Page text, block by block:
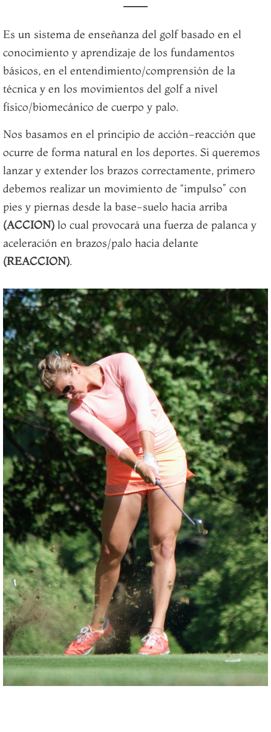
Es un sistema de enseñanza del golf basado en el
conocimiento y aprendizaje de los fundamentos
básicos, en el entendimiento/comprensión de la
técnica y en los movimientos del golf a nivel
físico/biomecánico de cuerpo y palo.
Nos basamos en el principio de acción-reacción que
ocurre de forma natural en los deportes. Si queremos
lanzar y extender los brazos correctamente, primero
debemos realizar un movimiento de “impulso” con
pies y piernas desde la base-suelo hacia arriba
(ACCION) lo cual provocará una fuerza de palanca y
aceleración en brazos/palo hacia delante
(REACCION).